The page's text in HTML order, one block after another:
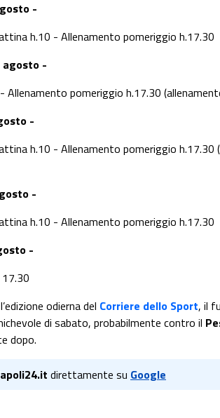
-
h.10 - Allenamento pomeriggio h.17.30
agosto -
pomeriggio h.17.30
-
h.10 - Allenamento pomeriggio h.17.30
-
h.10 - Allenamento pomeriggio h.17.30
-
odierna del Corriere dello Sport, il
di sabato, probabilmente contro il
dopo.
direttamente su Google